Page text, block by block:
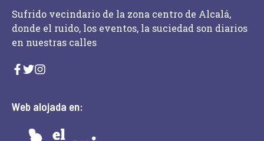
Sufrido vecindario de la zona centro de Alcalá,
donde el ruido, los eventos, la suciedad son diarios
en nuestras calles
Web alojada en: